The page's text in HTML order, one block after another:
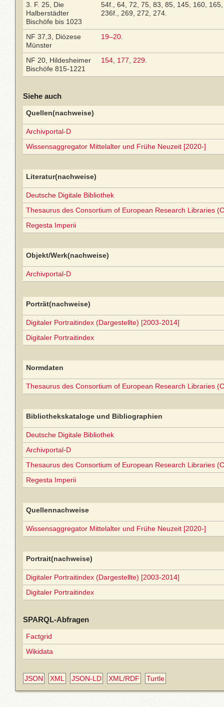
3. F. 25, Die
Halberstädter
Bischöfe bis 1023
54f., 64, 72, 75, 83, 85, 145, 160,
236f., 269, 272, 274.
NF 37,3, Diözese
Münster
19–20
NF 20, Hildesheimer
Bischöfe 815-1221
154 177 229
Siehe auch
Quellen(nachweise)
Archivportal-D
Wissensaggregator Mittelalter und Frühe Neuzeit [2020-]
Literatur(nachweise)
Deutsche Digitale Bibliothek
Thesaurus des Consortium of European Research Libraries
Regesta Imperii
Objekt/Werk(nachweise)
Archivportal-D
Porträt(nachweise)
Digitaler Portraitindex (Dargestellte) [2003-2014]
Digitaler Portraitindex
Normdaten
Thesaurus des Consortium of European Research Libraries
Bibliothekskataloge und Bibliographien
Deutsche Digitale Bibliothek
Archivportal-D
Thesaurus des Consortium of European Research Libraries
Regesta Imperii
Quellennachweise
Wissensaggregator Mittelalter und Frühe Neuzeit [2020-]
Portrait(nachweise)
Digitaler Portraitindex (Dargestellte) [2003-2014]
Digitaler Portraitindex
SPARQL-Abfragen
Factgrid
Wikidata
JSON XML JSON-LD XML/RDF Turtle